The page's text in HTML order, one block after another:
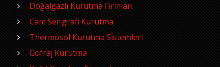
Doğalgazlı Kurutma Fırınları
Cam Serigrafi Kurutma
Thermosol Kurutma Sistemleri
Gofraj Kurutma